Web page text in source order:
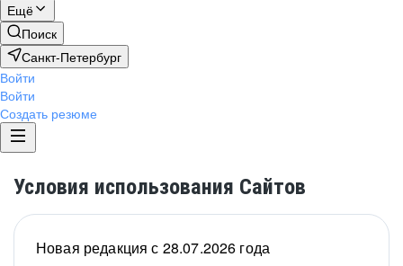
Ещё
Поиск
Санкт-Петербург
Войти
Войти
Создать резюме
Условия использования Сайтов
Новая редакция с 28.07.2026 года